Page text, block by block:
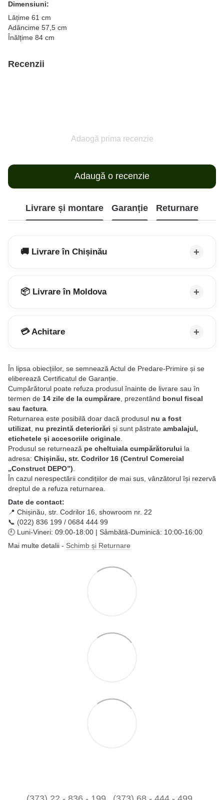
Dimensiuni:
Lățime 61 cm
Adâncime 57,5 cm
Înălțime 84 cm
Recenzii
Adaogă prima recenzie
Adaugă o recenzie
Livrare și montare Garanție Returnare
🚚 Livrare în Chișinău
📦 Livrare în Moldova
💳 Achitare
În lipsa obiecțiilor, se semnează Actul de Predare-Primire și se
eliberează Certificatul de Garanție.
Cumpărătorul poate refuza produsul înainte de livrare sau în
termen de 14 zile de la cumpărare , prezentând bonul fiscal
sau factura
Returnarea este posibilă doar dacă produsul nu a fost
utilizat nu prezintă deteriorări și sunt păstrate ambalajul,
etichetele și accesoriile originale
Produsul se returnează pe cheltuiala cumpărătorului la
adresa: Chișinău, str. Codrilor 16 (Centrul Comercial
„Construct DEPO”)
În cazul nerespectării condițiilor de mai sus, vânzătorul își rezervă
dreptul de a refuza returnarea.
Date de contact:
📍 Chișinău, str. Codrilor 16, showroom nr. 22
📞 (022) 836 199 / 0684 444 99
🕘 Luni-Vineri: 09:00-18:00 | Sâmbătă-Duminică: 10:00-16:00
Mai multe detalii - Schimb și Returnare